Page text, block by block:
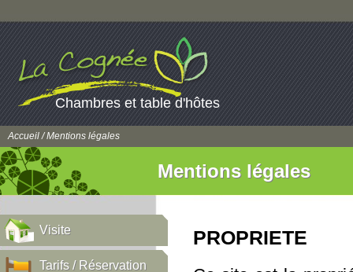
Chambres et table d'hôtes
Accueil/ Mentions légales
Mentions légales
Visite
Tarifs / Réservation
PROPRIETE